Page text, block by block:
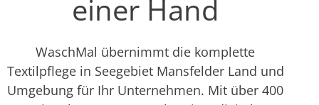
einer Hand
WaschMal übernimmt die komplette
Textilpflege in Seegebiet Mansfelder Land und
Umgebung für Ihr Unternehmen. Mit über 400